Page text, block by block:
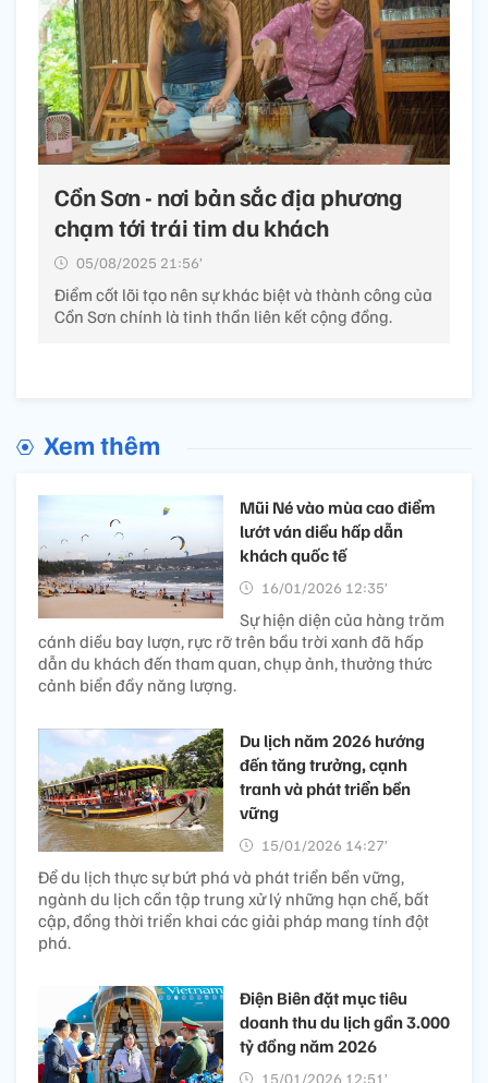
Cồn Sơn - nơi bản sắc địa phương
chạm tới trái tim du khách
05/08/2025 21:56’
Điểm cốt lõi tạo nên sự khác biệt và thành công của
Cồn Sơn chính là tinh thần liên kết cộng đồng.
Xem thêm
Mũi Né vào mùa cao điểm
lướt ván diều hấp dẫn
khách quốc tế
16/01/2026 12:35’
Sự hiện diện của hàng trăm
cánh diều bay lượn, rực rỡ trên bầu trời xanh đã hấp
dẫn du khách đến tham quan, chụp ảnh, thưởng thức
cảnh biển đầy năng lượng.
Du lịch năm 2026 hướng
đến tăng trưởng, cạnh
tranh và phát triển bền
vững
15/01/2026 14:27’
Để du lịch thực sự bứt phá và phát triển bền vững,
ngành du lịch cần tập trung xử lý những hạn chế, bất
cập, đồng thời triển khai các giải pháp mang tính đột
phá.
Điện Biên đặt mục tiêu
doanh thu du lịch gần 3.000
tỷ đồng năm 2026
15/01/2026 12:51’